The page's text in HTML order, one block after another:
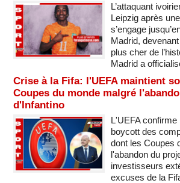
L’attaquant
Leipzig après
s’engage
Madrid,
plus cher de
Madrid a
Crise à la Fifa: l'UEFA maintient
Coupes du monde malgré
d'Infantino
L'UEFA
boycott des
dont les Coupes
l'abandon du
investisseurs
excuses de la